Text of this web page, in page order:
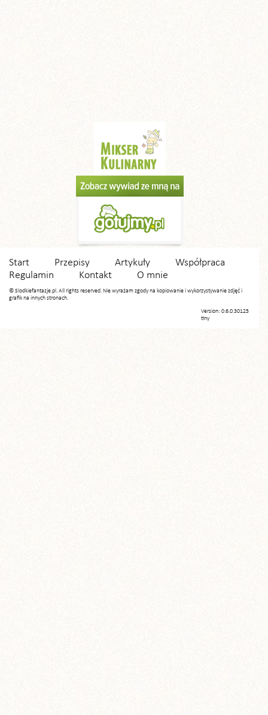
Start Przepisy Artykuły
Współpraca
Regulamin
Kontakt O mnie
© Slodkiefantazje.pl. All rights reserved. Nie wyrażam zgody na kopiowanie i wykorzystywanie zdjęć i
grafik na innych stronach.
Version: 0.6.0.30125
tiny